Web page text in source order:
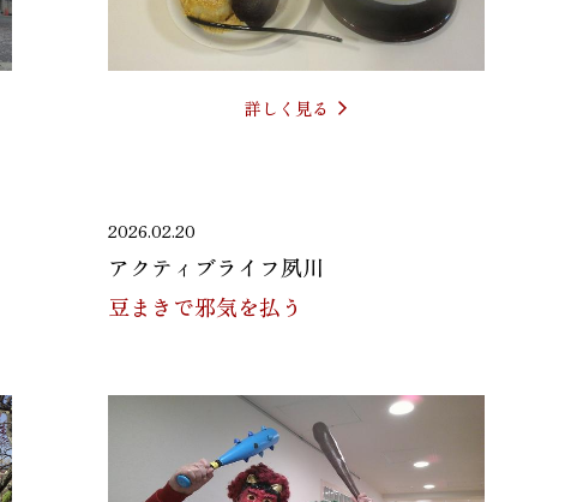
詳しく見る
2026.02.20
アクティブライフ夙川
豆まきで邪気を払う